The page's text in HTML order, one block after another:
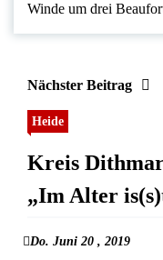
Winde um drei
Nächster Beitrag
Heide
Kreis
„Im Alter
Do. Juni 20 , 2019